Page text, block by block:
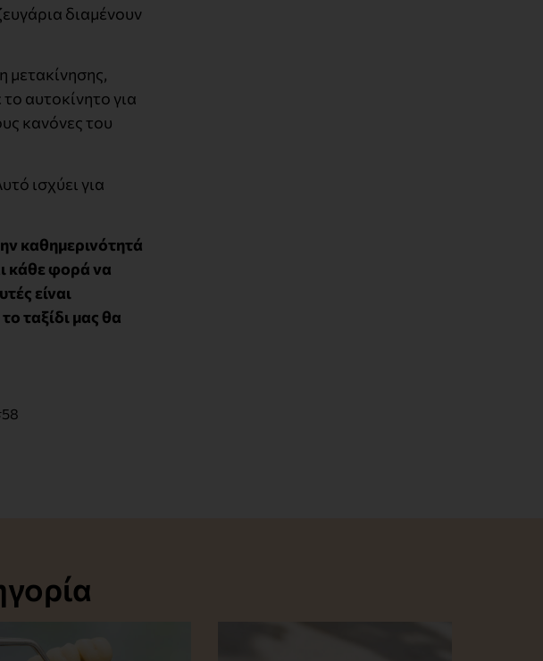
διαμένουν
μετακίνησης,
αυτοκίνητο για
κανόνες του
ισχύει για
καθημερινότητά
κάθε φορά να
είναι
ταξίδι μας θα